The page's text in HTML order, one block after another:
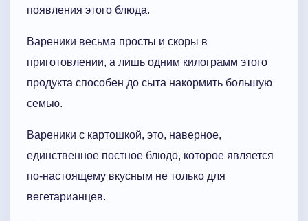
появления этого блюда.
Вареники весьма просты и скоры в
приготовлении, а лишь одним килограмм этого
продукта способен до сыта накормить большую
семью.
Вареники с картошкой, это, наверное,
единственное постное блюдо, которое является
по-настоящему вкусным не только для
вегетарианцев.